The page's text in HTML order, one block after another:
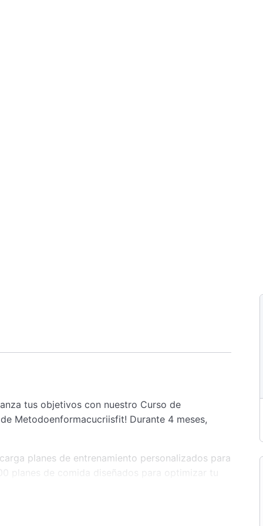
tus objetivos con nuestro Curso de
Metodoenformacucriisfit! Durante 4 meses,
planes de entrenamiento personalizados para
planes de comida diseñados para optimizar tu
correctamente, desde los básicos hasta los